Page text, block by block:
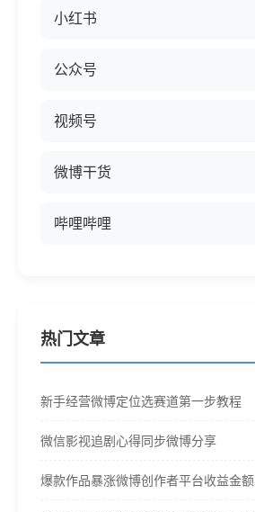
小红书
公众号
视频号
微博干货
哔哩哔哩
热门文章
新手经营微博定位选赛道第一步教程
微信影视追剧心得同步微博分享
爆款作品暴涨微博创作者平台收益金额